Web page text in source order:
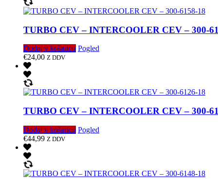
TURBO CEV – INTERCOOLER CEV – 300-
Dodaj v košarico Pogled
€24,00 Z DDV
TURBO CEV – INTERCOOLER CEV – 300-
Dodaj v košarico Pogled
€44,99 Z DDV